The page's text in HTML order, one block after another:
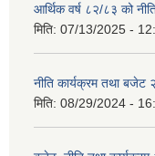
आर्थिक वर्ष ८२/८३ को
मिति: 07/13/2025 -
नीति कार्यक्रम तथा
मिति: 08/29/2024 -